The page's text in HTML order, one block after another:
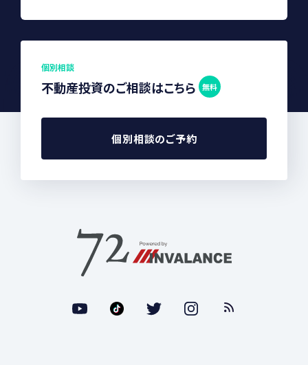
個別相談
不動産投資のご相談はこちら 無料
個別相談のご予約